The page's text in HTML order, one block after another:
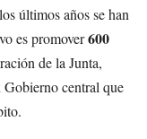
últimos años se han
es promover600
de la Junta,
central que